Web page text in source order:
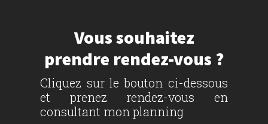
Vous souhaitez
prendre rendez-vous ?
Cliquez sur le bouton ci-dessous
et prenez rendez-vous en
consultant mon planning